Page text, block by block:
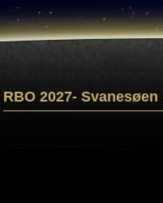
RBO 2027- Svanesøen